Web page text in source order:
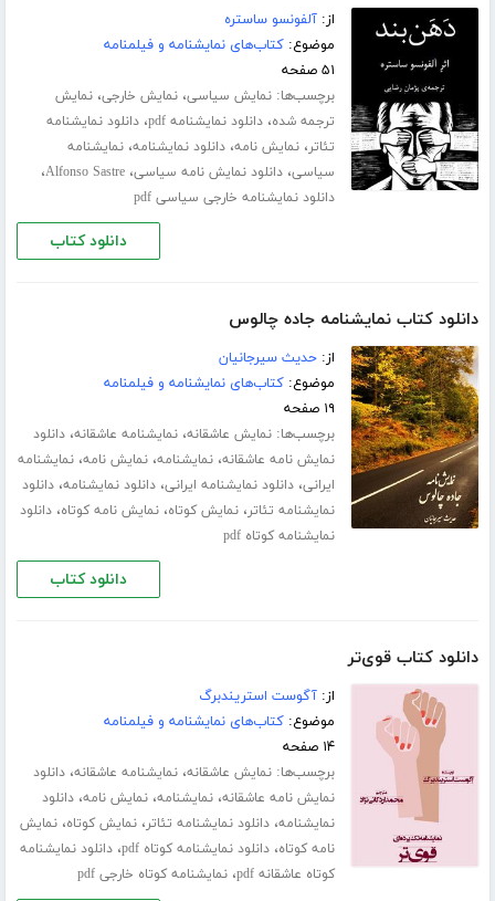
از:آلفونسو ساستره
موضوع:کتاب‌های نمایشنامه و فیلمنامه
۵۱ صفحه
برچسب‌ها:نمایش سیاسی،نمایش خارجی،نمایش
ترجمه شده،دانلود نمایشنامه pdf ،دانلود نمایشنامه
تئاتر،نمایش نامه،دانلود نمایشنامه،نمایشنامه
سیاسی،دانلود نمایش نامه سیاسی،Alfonso Sastre،
دانلود نمایشنامه خارجی سیاسی pdf
دانلود کتاب
دانلود کتاب نمایشنامه جاده چالوس
از:حدیث سیرجانیان
موضوع:کتاب‌های نمایشنامه و فیلمنامه
۱۹ صفحه
برچسب‌ها:نمایش عاشقانه،نمایشنامه عاشقانه،دانلود
نمایش نامه عاشقانه،نمایشنامه،نمایش نامه،نمایشنامه
ایرانی،دانلود نمایشنامه ایرانی،دانلود نمایشنامه،دانلود
نمایشنامه تئاتر،نمایش کوتاه،نمایش نامه کوتاه،دانلود
نمایشنامه کوتاه pdf
دانلود کتاب
دانلود کتاب قوی‌تر
از:آگوست استریندبرگ
موضوع:کتاب‌های نمایشنامه و فیلمنامه
۱۴ صفحه
برچسب‌ها:نمایش عاشقانه،نمایشنامه عاشقانه،دانلود
نمایش نامه عاشقانه،نمایشنامه،نمایش نامه،دانلود
نمایشنامه،دانلود نمایشنامه تئاتر،نمایش کوتاه،نمایش
نامه کوتاه،دانلود نمایشنامه کوتاه pdf ،دانلود نمایشنامه
کوتاه عاشقانه pdf
،نمایشنامه کوتاه خارجی pdf